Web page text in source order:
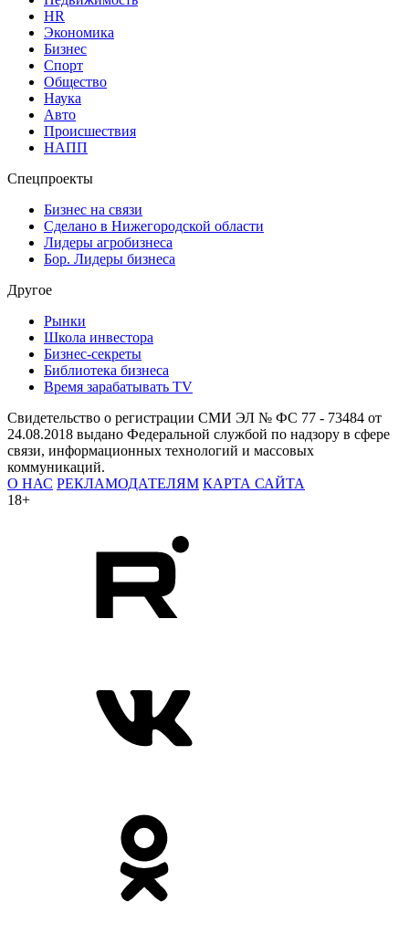
HR
Экономика
Бизнес
Спорт
Общество
Наука
Авто
Происшествия
НАПП
Спецпроекты
Бизнес на связи
Сделано в Нижегородской области
Лидеры агробизнеса
Бор. Лидеры бизнеса
Другое
Рынки
Школа инвестора
Бизнес-секреты
Библиотека бизнеса
Время зарабатывать TV
Свидетельство о регистрации СМИ ЭЛ № ФС 77 - 73484 от
24.08.2018 выдано Федеральной службой по надзору в сфере
связи, информационных технологий и массовых
коммуникаций.
О НАС РЕКЛАМОДАТЕЛЯМ КАРТА САЙТА
18+